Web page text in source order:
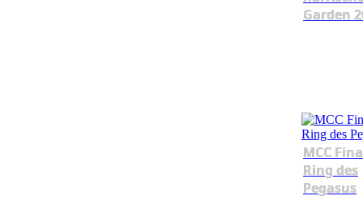
Garden
MCC
Ring des
Pegasus